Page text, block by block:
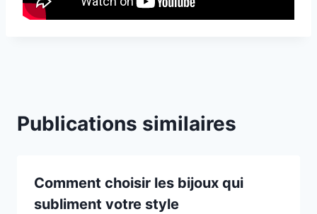
Publications similaires
Comment choisir les bijoux qui
subliment votre style